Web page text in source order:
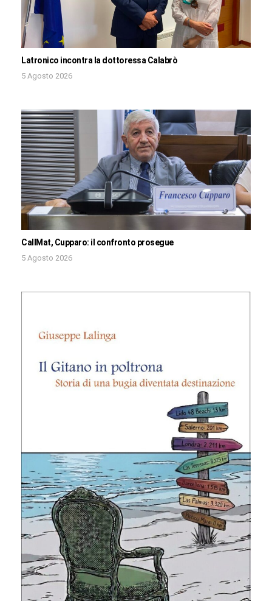
Latronico incontra la dottoressa Calabrò
5 Agosto 2026
CallMat, Cupparo: il confronto prosegue
5 Agosto 2026